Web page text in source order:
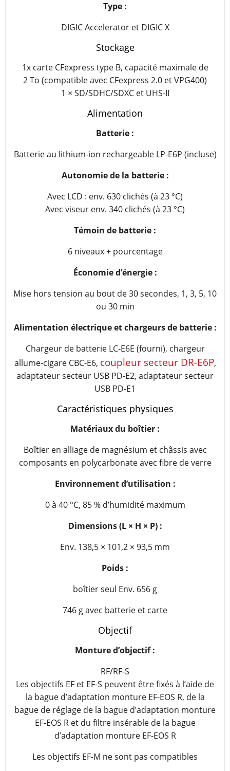
Type :
DIGIC Accelerator et DIGIC X
Stockage
1x carte CFexpress type B, capacité maximale de
2 To (compatible avec CFexpress 2.0 et VPG400)
1 × SD/SDHC/SDXC et UHS-II
Alimentation
Batterie :
Batterie au lithium-ion rechargeable LP-E6P (incluse)
Autonomie de la batterie :
Avec LCD : env. 630 clichés (à 23 °C)
Avec viseur env. 340 clichés (à 23 °C)
Témoin de batterie :
6 niveaux + pourcentage
Économie d’énergie :
Mise hors tension au bout de 30 secondes, 1, 3, 5, 10
ou 30 min
Alimentation électrique et chargeurs de batterie :
Chargeur de batterie LC-E6E (fourni), chargeur
allume-cigare CBC-E6, coupleur secteur DR-E6P,
adaptateur secteur USB PD-E2, adaptateur secteur
USB PD-E1
Caractéristiques physiques
Matériaux du boîtier :
Boîtier en alliage de magnésium et châssis avec
composants en polycarbonate avec fibre de verre
Environnement d’utilisation :
0 à 40 °C, 85 % d’humidité maximum
Dimensions (L × H × P) :
Env. 138,5 × 101,2 × 93,5 mm
Poids :
boîtier seul Env. 656 g
746 g avec batterie et carte
Objectif
Monture d’objectif :
RF/RF-S
Les objectifs EF et EF-S peuvent être fixés à l’aide de
la bague d’adaptation monture EF-EOS R, de la
bague de réglage de la bague d’adaptation monture
EF-EOS R et du filtre insérable de la bague
d’adaptation monture EF-EOS R
Les objectifs EF-M ne sont pas compatibles